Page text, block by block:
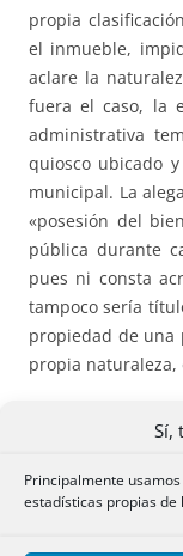
Sí,
Principalmente
estadísticas propias de
propia
el inmueble,
aclare la
fuera el caso, la
administrativa
quiosco ubicado
municipal. La
«posesión del
pública durante
pues ni consta
tampoco sería
propiedad de una
propia
508.***
SIN QUE HAYA
CAUSANTE. Es
liquidación la